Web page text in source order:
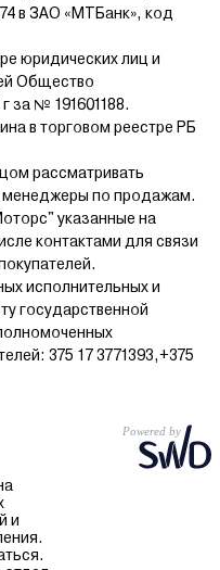
в ЗАО «МТБанк», код
юридических лиц и
Общество
за № 191601188.
в торговом реестре РБ
рассматривать
менеджеры по продажам.
указанные на
контактами для связи
исполнительных и
государственной
375 17 3771393,+375
и